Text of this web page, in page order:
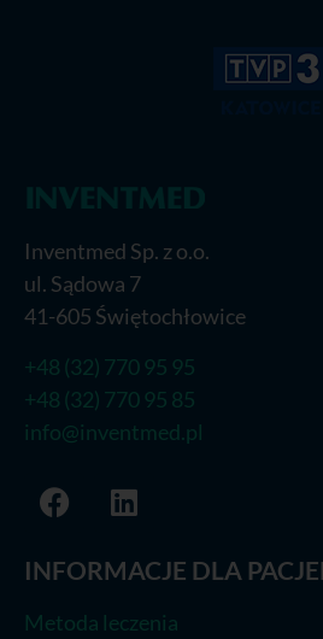
Inventmed Sp. z o.o.
ul. Sądowa 7
41-605 Świętochłowice
+48 (32) 770 95 95
+48 (32) 770 95 85
info@inventmed.pl
INFORMACJE DLA
Metoda leczenia